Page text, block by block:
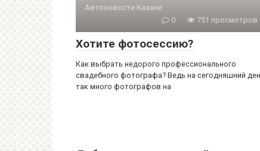
Автоновости Казани
0
751 просмотров
Хотите фотосессию?
Как выбрать недорого профессионального
свадебного фотографа? Ведь на сегодняшний
так много фотографов на